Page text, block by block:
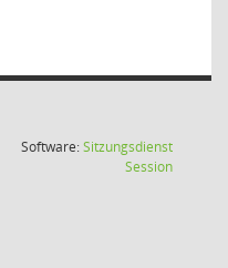
Software:Sitzungsdienst
Session(Wird in